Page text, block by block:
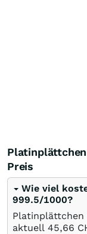
Preis
Wie viel
999.5/1000?
aktuell 45,66